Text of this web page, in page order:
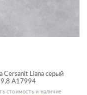
Cersanit Liana серый
A17994
стоимость и наличие